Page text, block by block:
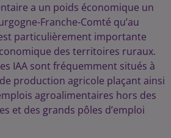
a un poids économique un
Franche-Comté qu’au
particulièrement importante
des territoires ruraux.
IAA sont fréquemment situés à
production agricole plaçant ainsi
agroalimentaires hors des
et des grands pôles d’emploi